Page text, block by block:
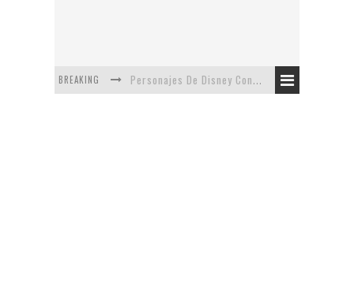
BREAKING Personajes De Disney Con Vestuarios Contemporáneos